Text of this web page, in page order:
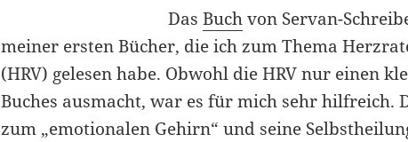
DasBuchvon Servan-
meiner ersten Bücher, die ich zum Thema
(HRV) gelesen habe. Obwohl die HRV nur einen
Buches ausmacht, war es für mich sehr hilfreich.
zum „emotionalen Gehirn“ und seine